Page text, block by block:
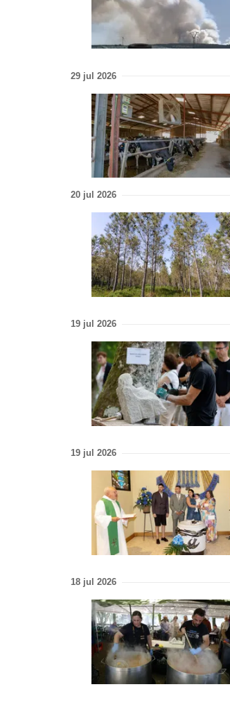
29 jul 2026
20 jul 2026
19 jul 2026
19 jul 2026
18 jul 2026